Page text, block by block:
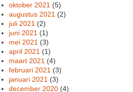
oktober 2021 (5)
augustus 2021 (2)
juli 2021 (2)
juni 2021 (1)
mei 2021 (3)
april 2021 (1)
maart 2021 (4)
februari 2021 (3)
januari 2021 (3)
december 2020 (4)